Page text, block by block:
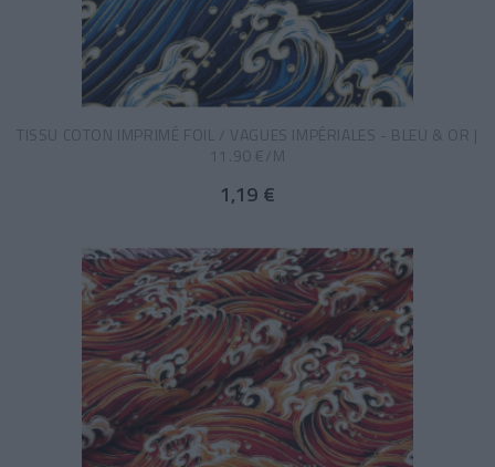
TISSU COTON IMPRIMÉ FOIL / VAGUES IMPÉRIALES - BLEU & OR |
11.90 €/M
1,19 €